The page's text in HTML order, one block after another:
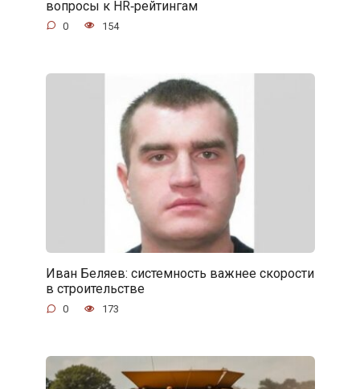
вопросы к HR‑рейтингам
0 154
Иван Беляев: системность важнее скорости
в строительстве
0 173